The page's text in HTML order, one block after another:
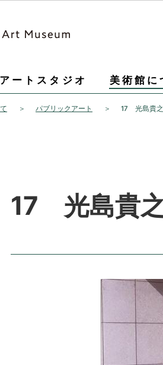
ートスタジオ 美術館に
パブリックアート 17 光島貴之
17 光島貴之